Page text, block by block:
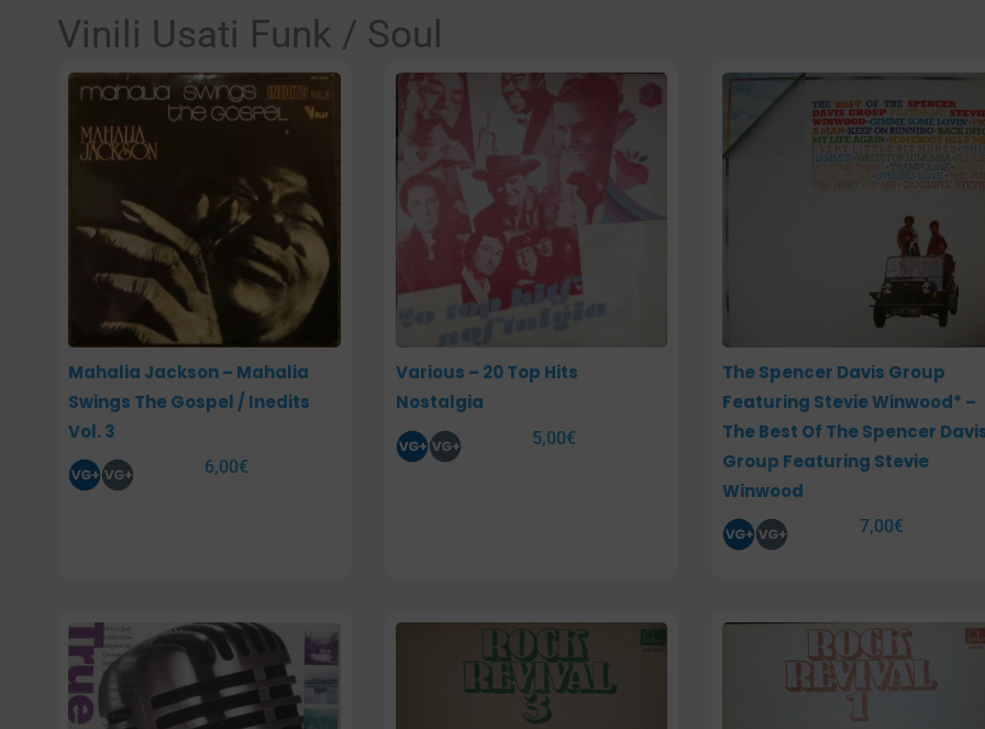
Vinili Usati Funk / Soul
Mahalia Jackson – Mahalia
Swings The Gospel / Inedits
Vol. 3
6,00€
Various – 20 Top Hits
Nostalgia
5,00€
The Spencer Davis Group
Featuring Stevie Winwood* –
The Best Of The Spencer
Group Featuring Stevie
Winwood
7,00€
PaginaPaginaPagina Pagina